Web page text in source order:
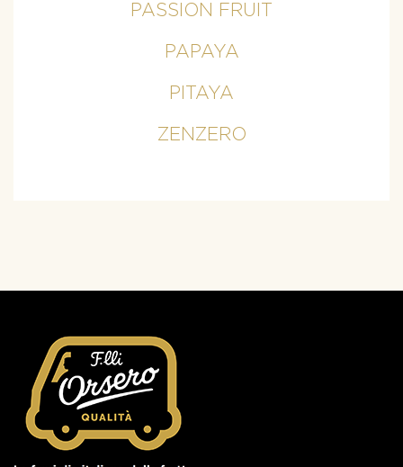
PASSION FRUIT
PAPAYA
PITAYA
ZENZERO